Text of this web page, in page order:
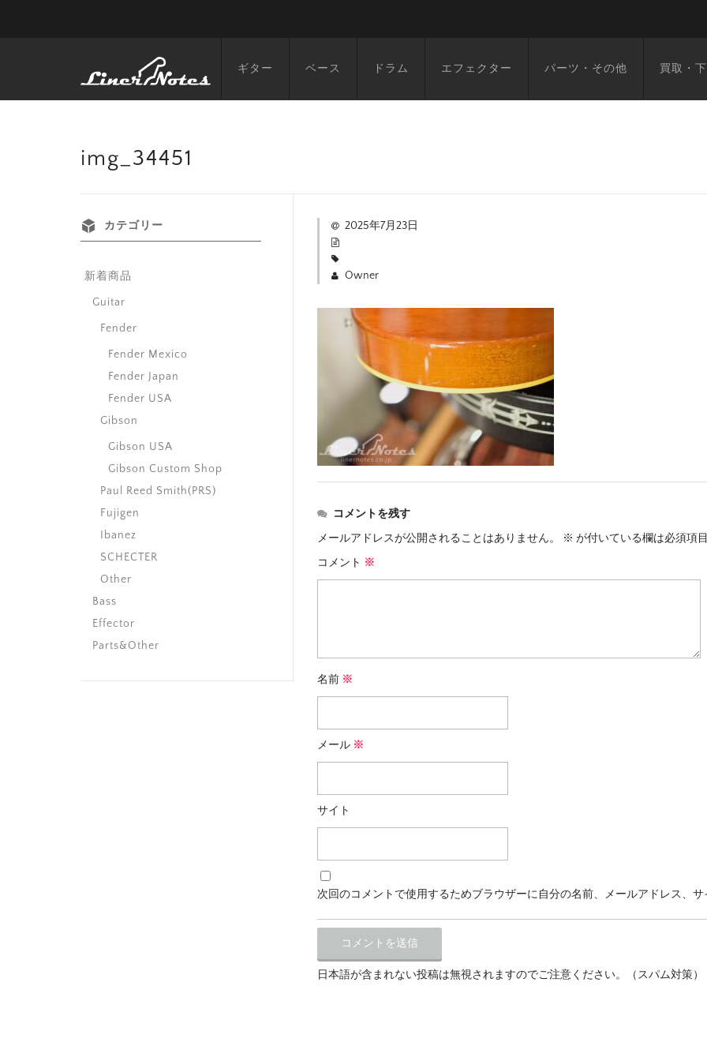
ギター ベース ドラム エフェクター パーツ・その他 買取・
img_34451
2025年7月23日
Owner
コメントを残す
メールアドレスが公開されることはありません。
※ が付いている欄は必須項
コメント ※
名前 ※
メール ※
サイト
次回のコメントで使用するためブラウザーに自分の名前、メールアドレス、
日本語が含まれない投稿は無視されますのでご注意ください。（スパム対策）
カテゴリー
新着商品
Guitar
Fender
Fender Mexico
Fender Japan
Fender USA
Gibson
Gibson USA
Gibson Custom Shop
Paul Reed Smith(PRS)
Fujigen
Ibanez
SCHECTER
Other
Bass
Effector
Parts&Other